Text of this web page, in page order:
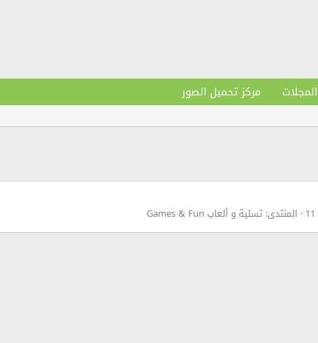
المجلات مركز تحميل الصور
المنتدى: تسلية و ألعاب Games & Fun